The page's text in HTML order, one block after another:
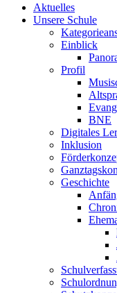
Aktuelles
Unsere Schule
Einblick
Profil
BNE
Digitales
Inklusion
Geschichte